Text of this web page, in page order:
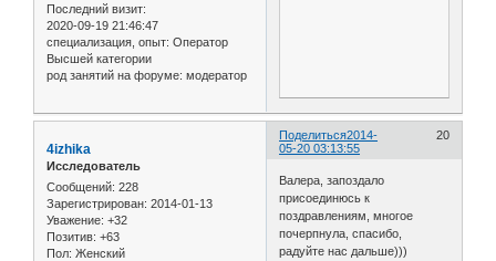
Последний визит:
2020-09-19 21:46:47
специализация, опыт: Оператор
Высшей категории
род занятий на форуме: модератор
Поделиться 20
2014-
05-20 03:13:55
4izhika
Исследователь
Сообщений: 228
Зарегистрирован: 2014-01-13
Уважение: +32
Позитив: +63
Пол: Женский
Валера, запоздало
присоединюсь к
поздравлениям, многое
почерпнула, спасибо,
радуйте нас дальше)))